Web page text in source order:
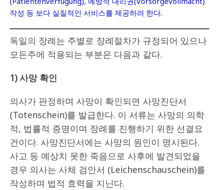
작성 등 보다 실질적인 서비스를 제공하려 한다.
독일의 장례는 주별로 장례절차가 규정되어 있으나
모든주에 적용되는 부분은 다음과 같다.
1) 사망 확인
의사가 판정하며 사망이 확인되면 사망진단서
(Totenschein)를 발급한다. 이 서류는 사망의 의학
적, 법률적 증명이며 장례를 진행하기 위한 선결요
건이다. 사망진단서에는 사망의 원인이 명시된다.
사고 등 예상치 못한 죽음으로 사후에 발견되었을
경우 의사는 사체 검안서 (Leichenschauschein)를
작성하며 법적 효력을 지닌다.